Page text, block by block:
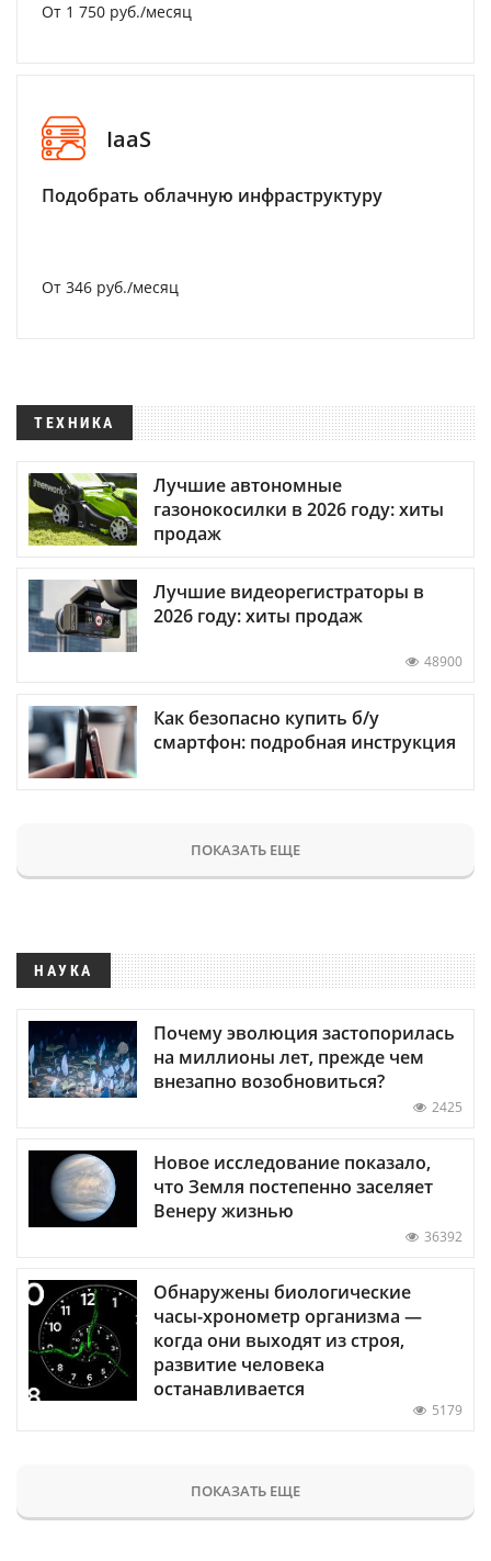
От 1 750 руб./месяц
IaaS
Подобрать облачную инфраструктуру
От 346 руб./месяц
ТЕХНИКА
Лучшие автономные
газонокосилки в 2026 году: хиты
продаж
Лучшие видеорегистраторы в
2026 году: хиты продаж
48900
Как безопасно купить б/у
смартфон: подробная инструкция
ПОКАЗАТЬ ЕЩЕ
НАУКА
Почему эволюция застопорилась
на миллионы лет, прежде чем
внезапно возобновиться?
2425
Новое исследование показало,
что Земля постепенно заселяет
Венеру жизнью
36392
Обнаружены биологические
часы-хронометр организма —
когда они выходят из строя,
развитие человека
останавливается
5179
ПОКАЗАТЬ ЕЩЕ